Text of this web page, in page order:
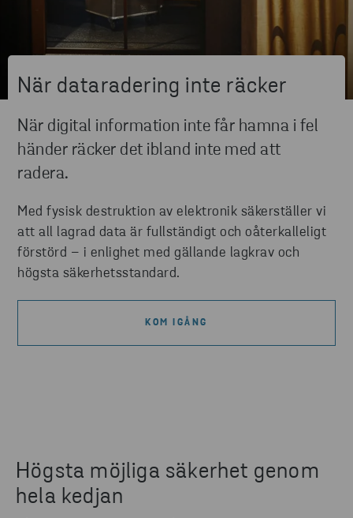
När dataradering inte räcker
När digital information inte får hamna i fel
händer räcker det ibland inte med att
radera.
Med fysisk destruktion av elektronik säkerställer vi
att all lagrad data är fullständigt och oåterkalleligt
förstörd – i enlighet med gällande lagkrav och
högsta säkerhetsstandard.
KOM IGÅNG
Högsta möjliga säkerhet genom
hela kedjan